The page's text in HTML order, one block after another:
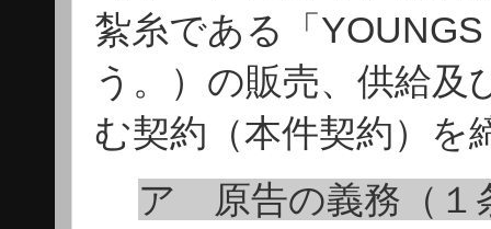
紮糸である「
う。）の販売、供給及
む契約（本件契約）を
ア 原告の義務（１